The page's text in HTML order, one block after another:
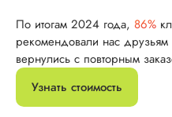
По итогам 2024 года, 86%
рекомендовали нас друзьям
вернулись с повторным
Узнать стоимость